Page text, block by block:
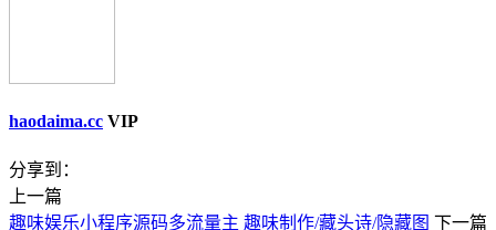
haodaima.cc VIP
分享到：
上一篇
趣味娱乐小程序源码多流量主 趣味制作/藏头诗/隐藏图 下一篇